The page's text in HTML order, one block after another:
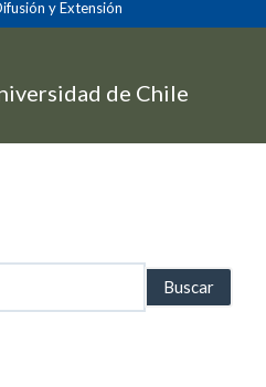
y Extensión
de Chile